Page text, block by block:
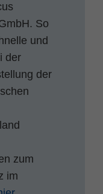
So
und
der
der
zum
im